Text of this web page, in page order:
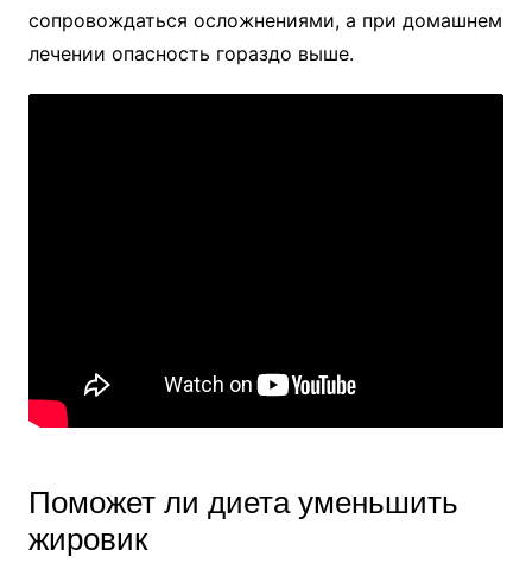
сопровождаться осложнениями, а при домашнем
лечении опасность гораздо выше.
Поможет ли диета уменьшить
жировик